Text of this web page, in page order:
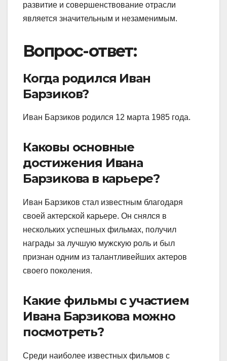
развитие и совершенствование отрасли
является значительным и незаменимым.
Вопрос-ответ:
Когда родился Иван
Барзиков?
Иван Барзиков родился 12 марта 1985 года.
Каковы основные
достижения Ивана
Барзикова в карьере?
Иван Барзиков стал известным благодаря
своей актерской карьере. Он снялся в
нескольких успешных фильмах, получил
награды за лучшую мужскую роль и был
признан одним из талантливейших актеров
своего поколения.
Какие фильмы с участием
Ивана Барзикова можно
посмотреть?
Среди наиболее известных фильмов с